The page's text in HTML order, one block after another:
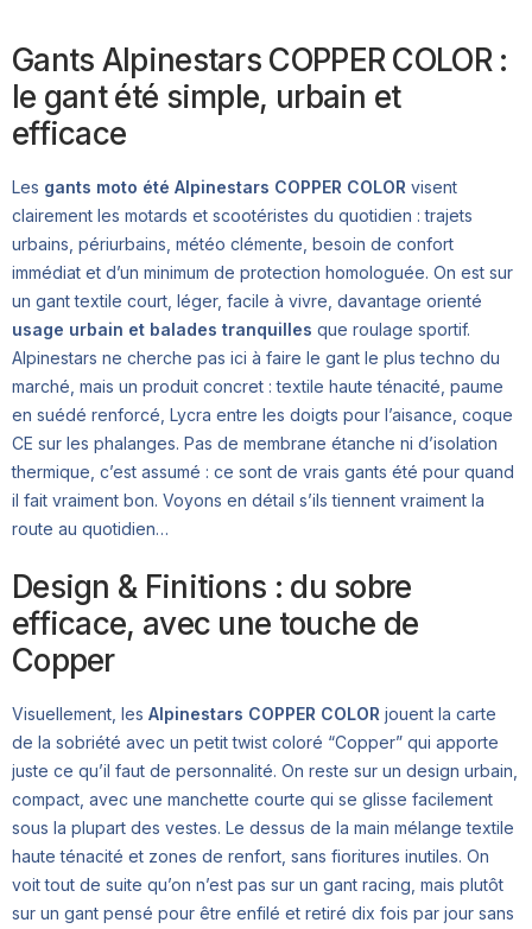
Gants Alpinestars COPPER COLOR :
le gant été simple, urbain et
efficace
Les gants moto été Alpinestars COPPER COLOR visent
clairement les motards et scootéristes du quotidien : trajets
urbains, périurbains, météo clémente, besoin de confort
immédiat et d’un minimum de protection homologuée. On est sur
un gant textile court, léger, facile à vivre, davantage orienté
usage urbain et balades tranquilles que roulage sportif.
Alpinestars ne cherche pas ici à faire le gant le plus techno du
marché, mais un produit concret : textile haute ténacité, paume
en suédé renforcé, Lycra entre les doigts pour l’aisance, coque
CE sur les phalanges. Pas de membrane étanche ni d’isolation
thermique, c’est assumé : ce sont de vrais gants été pour quand
il fait vraiment bon. Voyons en détail s’ils tiennent vraiment la
route au quotidien…
Design & Finitions : du sobre
efficace, avec une touche de
Copper
Visuellement, les Alpinestars COPPER COLOR jouent la carte
de la sobriété avec un petit twist coloré “Copper” qui apporte
juste ce qu’il faut de personnalité. On reste sur un design urbain,
compact, avec une manchette courte qui se glisse facilement
sous la plupart des vestes. Le dessus de la main mélange textile
haute ténacité et zones de renfort, sans fioritures inutiles. On
voit tout de suite qu’on n’est pas sur un gant racing, mais plutôt
sur un gant pensé pour être enfilé et retiré dix fois par jour sans